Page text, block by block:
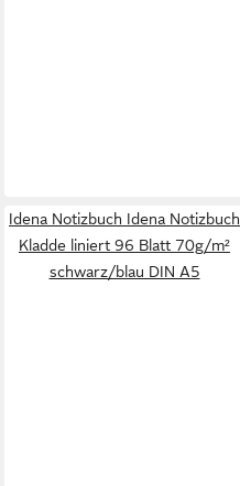
Idena Notizbuch Idena Notizbuch
Kladde liniert 96 Blatt 70g/m²
schwarz/blau DIN A5